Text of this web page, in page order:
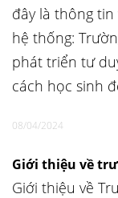
đây là thông
hệ thống:
phát triển tư
cách học sinh
08/04/2024
Giới thiệu về
Giới thiệu về